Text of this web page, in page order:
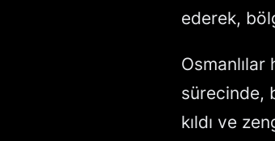
ederek,
Osmanlılar
sürecinde,
kıldı ve